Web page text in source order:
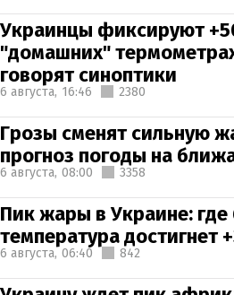
Украинцы фиксируют
"домашних"
говорят синоптики
6 августа, 16:46 2380
Грозы сменят сильную
прогноз погоды на
6 августа, 08:00 3358
Пик жары в Украине: где
температура достигнет
6 августа, 06:40 842